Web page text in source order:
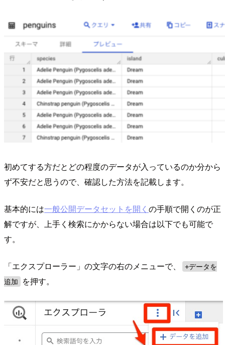
初めてする方だとどの程度のデータが入っているのか分から
ず不安だと思うので、確認した方法を記載します。
基本的には一般公開データセットを開く の手順で開くのが正
解ですが、上手く検索にかからない場合は以下でも可能で
す。
「エクスプローラー」の文字の右のメニューで、
+データを
追加
を押す。